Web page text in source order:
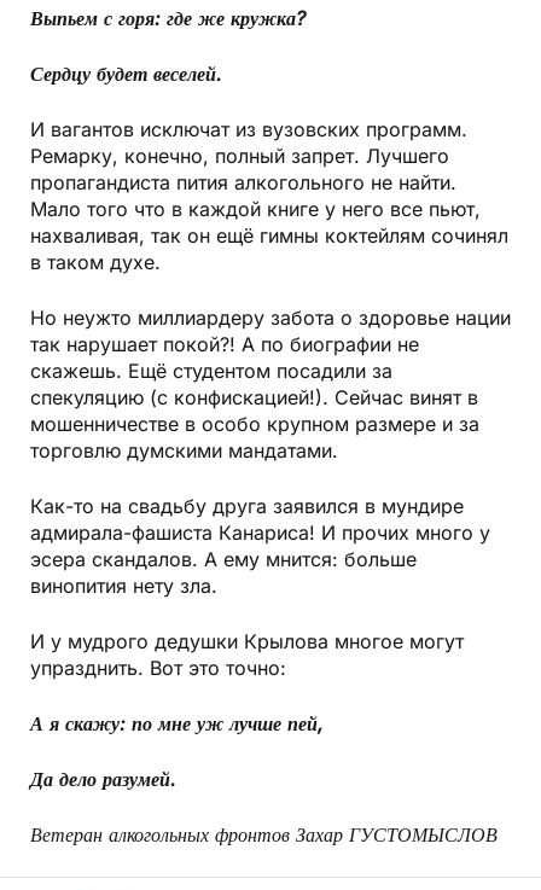
Выпьем с горя: где же кружка?
Сердцу будет веселей.
И вагантов исключат из вузовских программ.
Ремарку, конечно, полный запрет. Лучшего
пропагандиста пития алкогольного не найти.
Мало того что в каждой книге у него все пьют,
нахваливая, так он ещё гимны коктейлям сочинял
в таком духе.
Но неужто миллиардеру забота о здоровье нации
так нарушает покой?! А по биографии не
скажешь. Ещё студентом посадили за
спекуляцию (с конфискацией!). Сейчас винят в
мошенничестве в особо крупном размере и за
торговлю думскими мандатами.
Как-то на свадьбу друга заявился в мундире
адмирала-фашиста Канариса! И прочих много у
эсера скандалов. А ему мнится: больше
винопития нету зла.
И у мудрого дедушки Крылова многое могут
упразднить. Вот это точно:
А я скажу: по мне уж лучше пей,
Да дело разумей.
Ветеран алкогольных фронтов Захар ГУСТОМЫСЛОВ